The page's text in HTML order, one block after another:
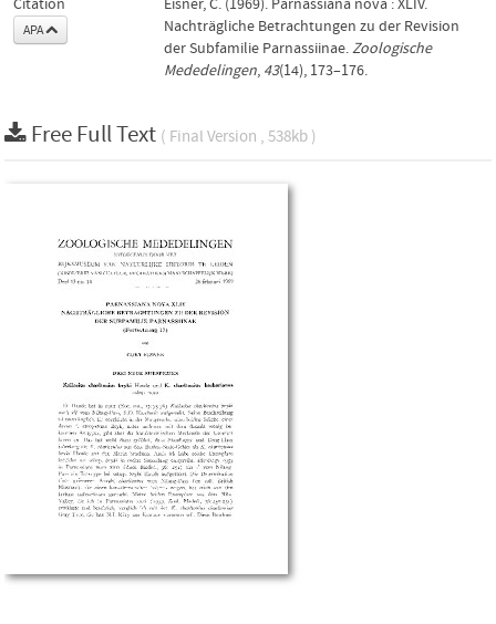
Citation
APA
Eisner, C. (1969). Parnassiana nova : XLIV.
Nachträgliche Betrachtungen zu der Revision
der Subfamilie Parnassiinae.Zoologische
Mededelingen, 43(14), 173–176.
Free Full Text ( Final Version , 538kb )